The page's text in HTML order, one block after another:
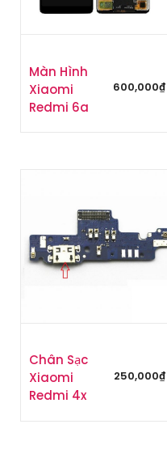
Màn Hình
Xiaomi
Redmi 6a
600,000₫
Chân Sạc
Xiaomi
Redmi 4x
250,000₫